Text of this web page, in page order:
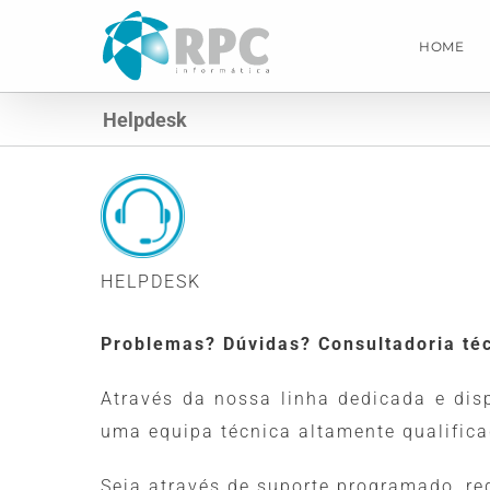
HOME
Helpdesk
HELPDESK
Problemas? Dúvidas? Consultadoria
Através da nossa linha dedicada e
uma equipa técnica altamente